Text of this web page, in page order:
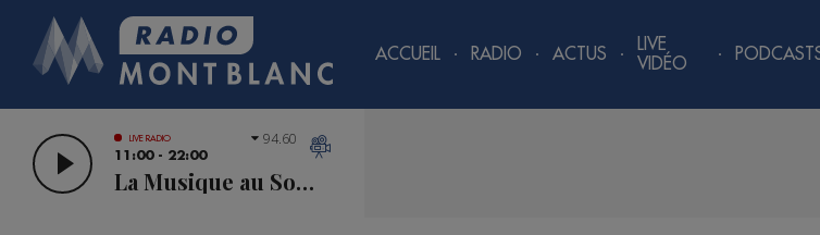
ACCUEIL RADIO ACTUS
LIVE
VIDÉO
LIVE RADIO
11:00 - 22:00
La Musique au Sommet
94.60